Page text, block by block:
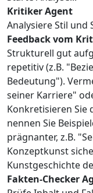
Kritiker Agent
Analysiere Stil und
Feedback vom
Strukturell gut
repetitiv (z.B.
Bedeutung").
seiner Karriere"
Konkretisieren Sie
nennen Sie
prägnanter, z.B.
Konzeptkunst
Kunstgeschichte
Fakten-Checker